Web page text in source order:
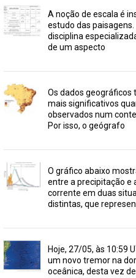
A noção de escala é
estudo das paisagens.
disciplina
de um aspecto
Os dados geográficos
mais significativos
observados num
Por isso, o geógrafo
O gráfico abaixo
entre a precipitação e
corrente em duas
distintas, que
Hoje, 27/05, às 10:59
um novo tremor na
oceânica, desta vez